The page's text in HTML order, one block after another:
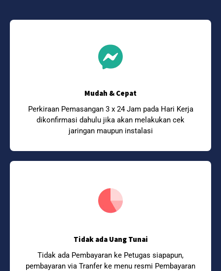
Mudah & Cepat
Perkiraan Pemasangan 3 x 24 Jam pada Hari Kerja
dikonfirmasi dahulu jika akan melakukan cek
jaringan maupun instalasi
Tidak ada Uang Tunai
Tidak ada Pembayaran ke Petugas siapapun,
pembayaran via Tranfer ke menu resmi Pembayaran